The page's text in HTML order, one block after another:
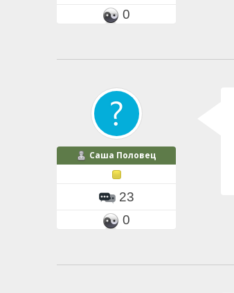
0
Саша Половец
23
0